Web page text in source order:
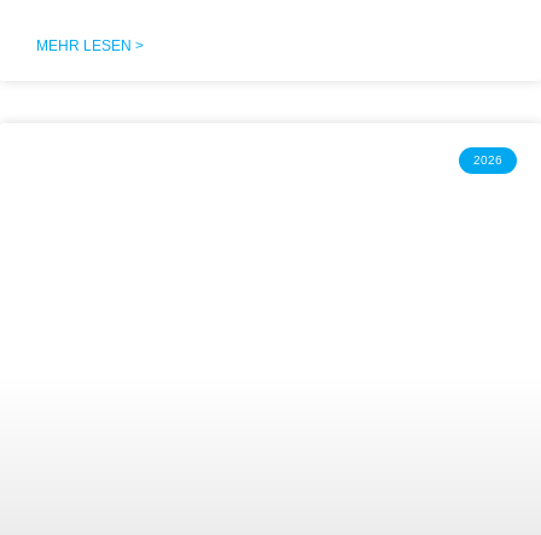
MEHR LESEN >
2026